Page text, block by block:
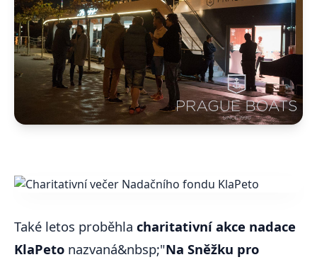
Také letos proběhla charitativní akce nadace
KlaPeto nazvaná&nbsp;"Na Sněžku pro